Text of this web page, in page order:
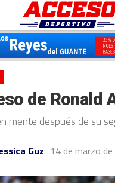
de Ronald
mente después de su
Guz 14 de marzo